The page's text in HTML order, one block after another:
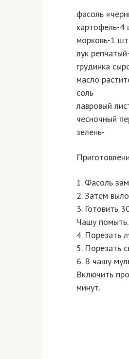
фасоль
картофель-4
морковь-1 шт
лук
грудинка
масло
соль
лавровый
чесночный
зелень-
1. Фасоль
2. Затем
3. Готовить
Чашу помыть.
4. Порезать
5. Порезать
6. В чашу
Включить
минут.